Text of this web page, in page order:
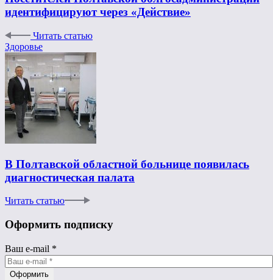
идентифицируют через «Действие»
Читать статью
Здоровье
В Полтавской областной больнице появилась
диагностическая палата
Читать статью
Оформить подписку
Ваш e-mail *